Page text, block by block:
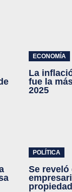
ECONOMÍA
La
fue la
2025
POLÍTICA
Se